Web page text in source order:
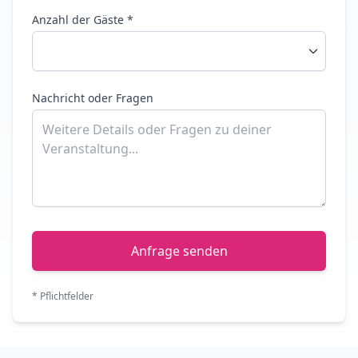
Anzahl der Gäste *
Nachricht oder Fragen
Anfrage senden
* Pflichtfelder